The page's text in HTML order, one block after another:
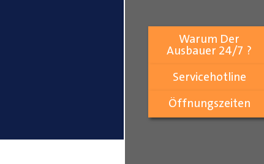
Warum Der
Ausbauer 24/7 ?
Servicehotline
Öffnungszeiten